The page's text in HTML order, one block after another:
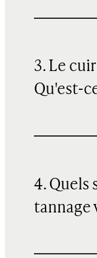
3. Le
Qu'est-
4. Quels
tannage